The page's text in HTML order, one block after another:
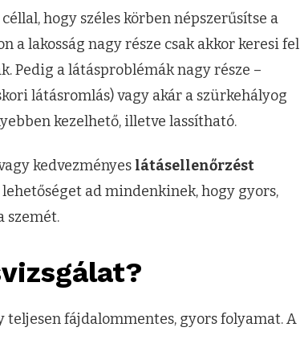
hogy széles körben népszerűsítse a
a lakosság nagy része csak akkor keresi fel
Pedig a látásproblémák nagy része –
látásromlás) vagy akár a szürkehályog
kezelhető, illetve lassítható.
kedvezményes látásellenőrzést
ad mindenkinek, hogy gyors,
szemét.
teljesen fájdalommentes, gyors folyamat. A